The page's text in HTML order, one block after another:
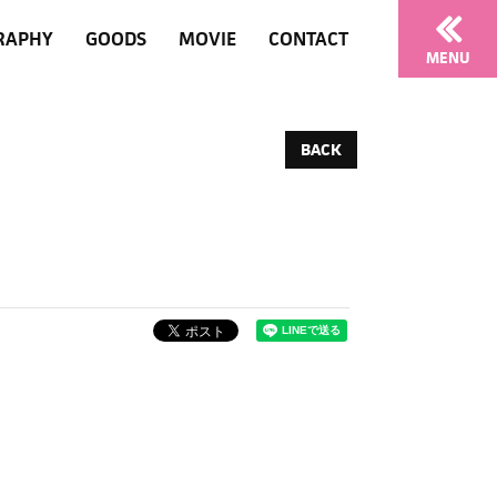
GOODS MOVIE CONTACT
MENU
BACK